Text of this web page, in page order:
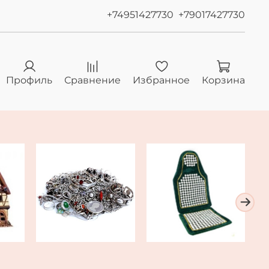
+74951427730 +79017427730
Профиль Сравнение Избранное Корзина